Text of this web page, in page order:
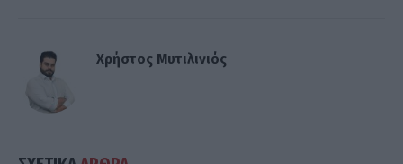
Χρήστος Μυτιλινιός